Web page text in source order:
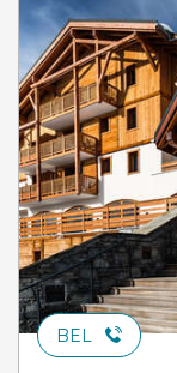
BEL